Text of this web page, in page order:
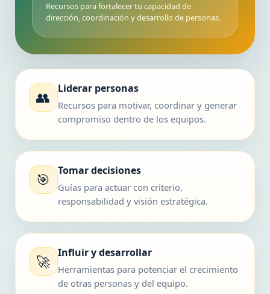
Recursos para fortalecer tu capacidad de
dirección, coordinación y desarrollo de personas.
👥 Liderar personas
Recursos para motivar, coordinar y generar
compromiso dentro de los equipos.
🎯 Tomar decisiones
Guías para actuar con criterio,
responsabilidad y visión estratégica.
🚀 Influir y desarrollar
Herramientas para potenciar el crecimiento
de otras personas y del equipo.